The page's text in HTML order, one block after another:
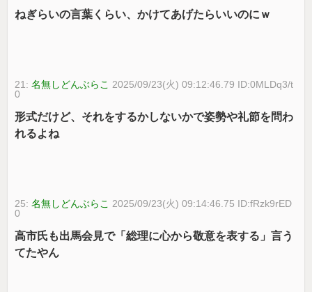
ねぎらいの言葉くらい、かけてあげたらいいのにｗ
21:名無しどんぶらこ 2025/09/23(火) 09:12:46.79 ID:0MLDq3/t
0
形式だけど、それをするかしないかで姿勢や礼節を問わ
れるよね
25:名無しどんぶらこ 2025/09/23(火) 09:14:46.75 ID:fRzk9rED
0
高市氏も出馬会見で「総理に心から敬意を表する」言う
てたやん